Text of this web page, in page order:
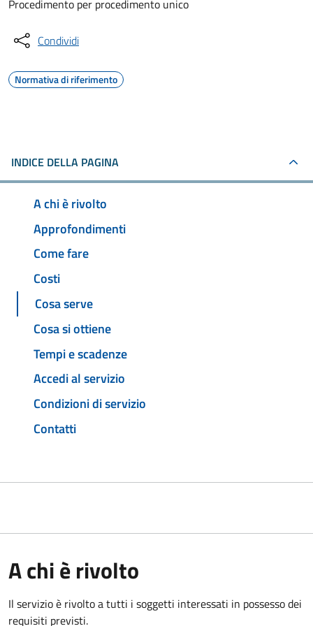
Procedimento per procedimento unico
Condividi
Normativa di riferimento
INDICE DELLA PAGINA
A chi è rivolto
Approfondimenti
Come fare
Costi
Cosa serve
Cosa si ottiene
Tempi e scadenze
Accedi al servizio
Condizioni di servizio
Contatti
A chi è rivolto
Il servizio è rivolto a tutti i soggetti interessati in possesso dei
requisiti previsti.